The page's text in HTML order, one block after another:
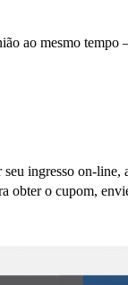
ao mesmo tempo
ingresso on-line,
obter o cupom,